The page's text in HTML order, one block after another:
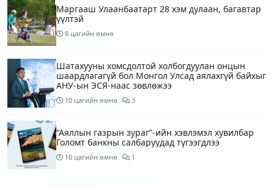
Маргааш Улаанбаатарт 28 хэм дулаан, багавтар
үүлтэй
8 цагийн өмнө
Шатахууны хомсдолтой холбогдуулан онцын
шаардлагагүй бол Монгол Улсад аялахгүй байхыг
АНУ-ын ЭСЯ-наас зөвлөжээ
10 цагийн өмнө 3
“Аяллын газрын зураг”-ийн хэвлэмэл хувилбар
Голомт банкны салбаруудад түгээгдлээ
10 цагийн өмнө 1